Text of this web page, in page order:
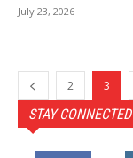
July 23, 2026
2 3
STAY CONNECTED